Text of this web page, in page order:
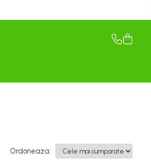
Ordoneaza: